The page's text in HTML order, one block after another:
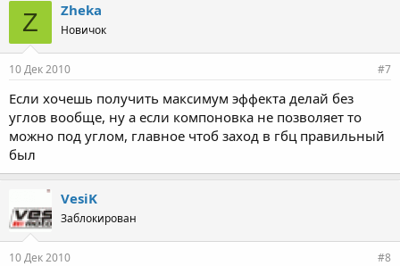
Z Zheka
Новичок
10 Дек 2010 #7
Если хочешь получить максимум эффекта делай без
углов вообще, ну а если компоновка не позволяет то
можно под углом, главное чтоб заход в гбц правильный
был
VesiK
Заблокирован
10 Дек 2010 #8